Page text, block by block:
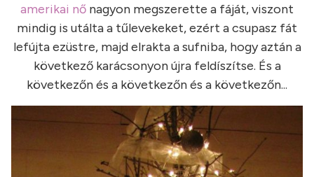
amerikai nő nagyon megszerette a fáját, viszont
mindig is utálta a tűlevekeket, ezért a csupasz fát
lefújta ezüstre, majd elrakta a sufniba, hogy aztán a
következő karácsonyon újra feldíszítse. És a
következőn és a következőn és a következőn...